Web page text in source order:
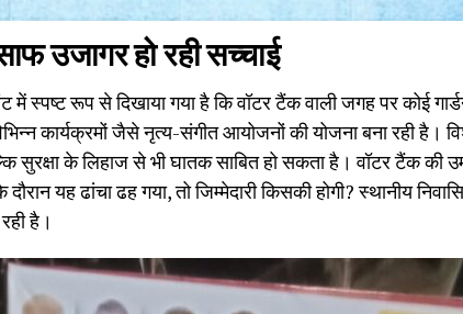
उजागर हो रही सच्चाई
में स्पष्ट रूप से दिखाया गया है कि वॉटर टैंक वाली जगह पर कोई
कार्यक्रमों जैसे नृत्य-संगीत आयोजनों की योजना बना रही है।
सुरक्षा के लिहाज से भी घातक साबित हो सकता है। वॉटर टैंक की
यह ढांचा ढह गया, तो जिम्मेदारी किसकी होगी? स्थानीय
है।